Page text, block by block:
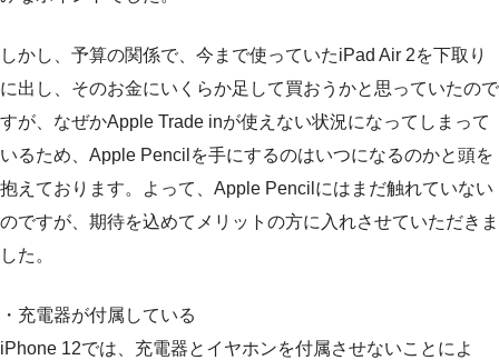
しかし、予算の関係で、今まで使っていたiPad Air 2を下取り
に出し、そのお金にいくらか足して買おうかと思っていたので
すが、なぜかApple Trade inが使えない状況になってしまって
いるため、Apple Pencilを手にするのはいつになるのかと頭を
抱えております。よって、Apple Pencilにはまだ触れていない
のですが、期待を込めてメリットの方に入れさせていただきま
した。
・充電器が付属している
iPhone 12では、充電器とイヤホンを付属させないことによ